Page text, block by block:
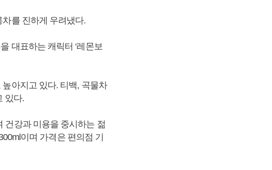
를 진하게 우려냈다.
대표하는 캐릭터 ‘레몬보
아지고 있다. 티백, 곡물차
있다.
건강과 미용을 중시하는 젊
이며 가격은 편의점 기